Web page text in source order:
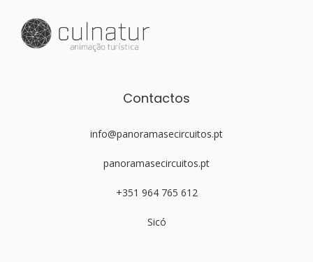
Contactos
info@panoramasecircuitos.pt
panoramasecircuitos.pt
+351 964 765 612
Sicó